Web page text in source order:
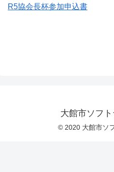
R5協会長杯参加申込書
大館市ソフ
© 2020 大館市ソ